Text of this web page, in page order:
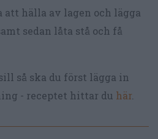
att hälla av lagen och lägga
sedan låta stå och få
så ska du först lägga in
- receptet hittar du här.